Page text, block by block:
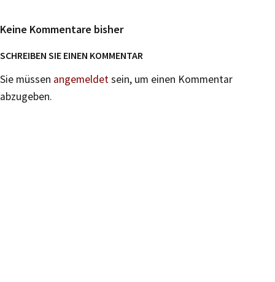
Keine Kommentare bisher
SCHREIBEN SIE EINEN KOMMENTAR
Sie müssen angemeldetsein, um einen Kommentar
abzugeben.